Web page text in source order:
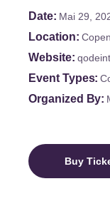
Date Mai 29,
Location
Website
Event Types
Organized By
Buy